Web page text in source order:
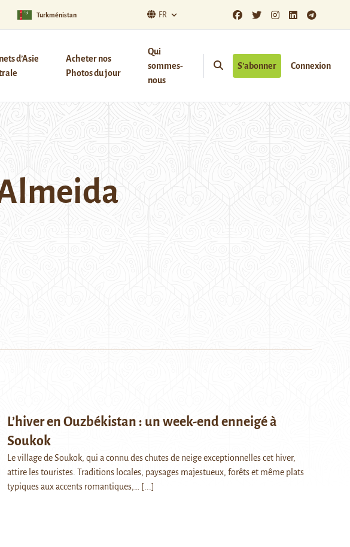
Turkménistan FR
d’Asie
Acheter nos
Photos du jour
Qui
sommes-
nous
S’abonner Connexion
L’hiver en Ouzbékistan : un week-end enneigé à
Soukok
Le village de Soukok, qui a connu des chutes de neige exceptionnelles cet hiver,
attire les touristes. Traditions locales, paysages majestueux, forêts et même plats
typiques aux accents romantiques,…
[...]